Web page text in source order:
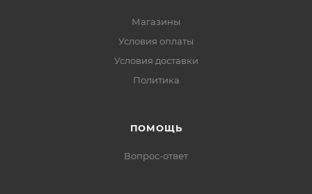
Магазины
Условия оплаты
Условия доставки
Политика
ПОМОЩЬ
Вопрос-ответ